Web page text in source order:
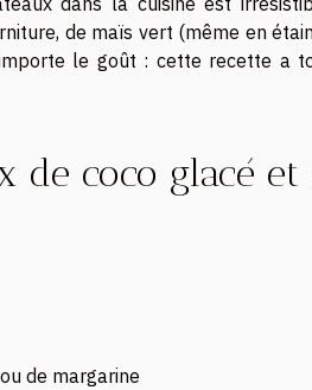
de maïs vert (même en
le goût : cette recette a
de coco glacé et
de margarine